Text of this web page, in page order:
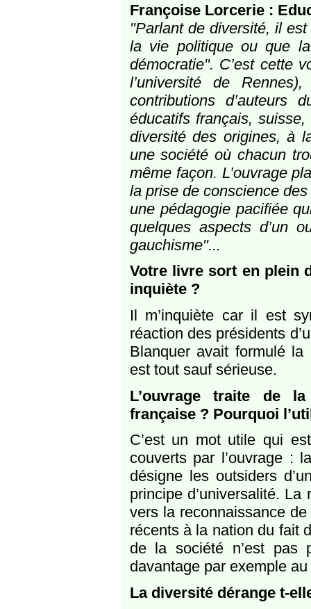
Françoise Lorcerie :
"Parlant de diversité, il
la vie politique ou que
démocratie". C’est cette
l’université de
contributions d’auteurs
éducatifs français,
diversité des origines, à
une société où chacun
même façon. L’ouvrage
la prise de conscience
une pédagogie pacifiée
quelques aspects d’un
gauchisme"...
Votre livre sort en plein
inquiète ?
Il m’inquiète car il est
réaction des présidents
Blanquer avait formulé
est tout sauf sérieuse.
L’ouvrage traite de
française ? Pourquoi
C’est un mot utile qui
couverts par l’ouvrage :
désigne les outsiders
principe d’universalité.
vers la reconnaissance
récents à la nation du fait
de la société n’est pas
davantage par exemple
La diversité dérange t-